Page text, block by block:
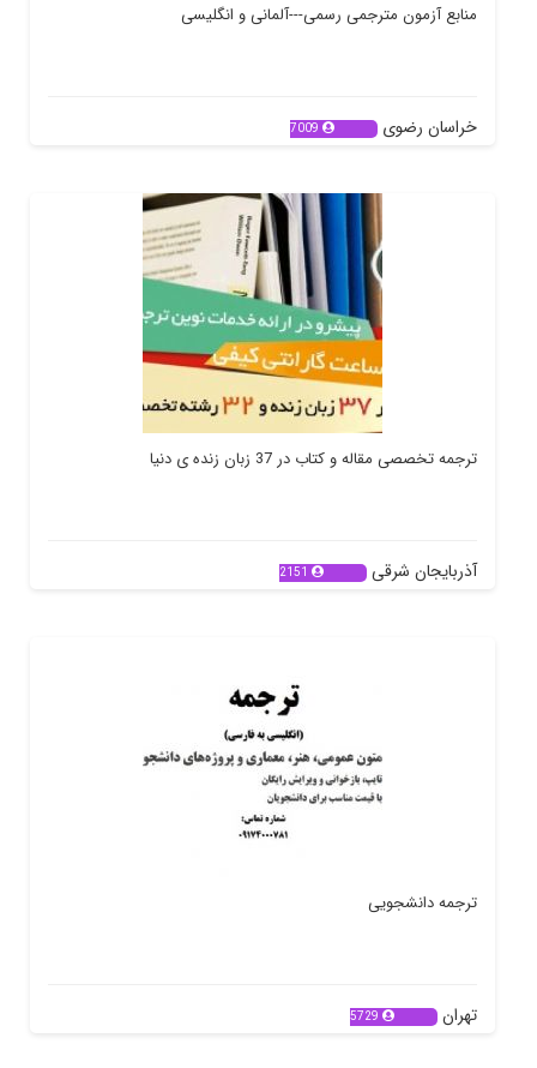
منابع آزمون مترجمی رسمی---آلمانی و انگلیسی
خراسان رضوی 7009
ترجمه تخصصی مقاله و کتاب در 37 زبان زنده ی دنیا
آذربایجان شرقی 2151
ترجمه‌ دانشجویی
تهران 5729